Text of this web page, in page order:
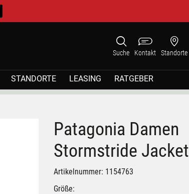
Suche Kontakt Standorte
STANDORTE LEASING RATGEBER
Patagonia Damen
Stormstride Jacket
Artikelnummer: 1154763
Größe: